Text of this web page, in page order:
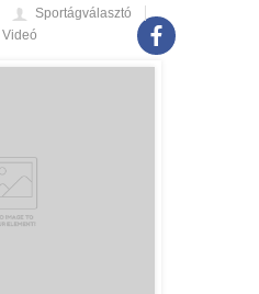
Sportágválasztó
Videó